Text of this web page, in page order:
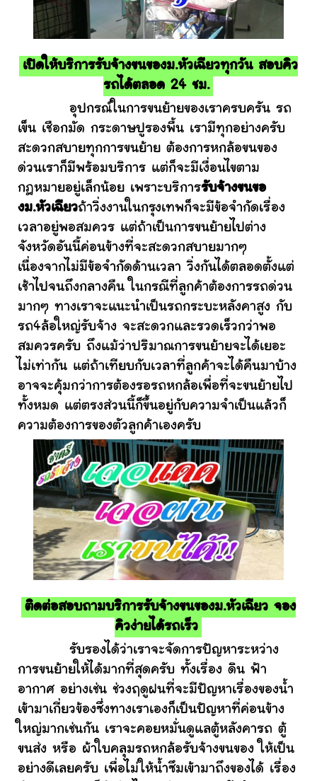
เปิดให้บริการรับจ้างขนของม.หัวเฉียวทุกวัน สอบคิว
รถได้ตลอด 24 ชม.
อุปกรณ์ในการขนย้ายของเราครบครัน รถ
เข็น เชือกมัด กระดาษปูรองพื้น เรามีทุกอย่างครับ
สะดวกสบายทุกการขนย้าย ต้องการหกล้อขนของ
ด่วนเราก็มีพร้อมบริการ แต่ก็จะมีเงื่อนไขตาม
กฎหมายอยู่เล็กน้อย เพราะบริการรับจ้างขนขอ
งม.หัวเฉียวถ้าวิ่งงานในกรุงเทพก็จะมีข้อจำกัดเรื่อง
เวลาอยู่พอสมควร แต่ถ้าเป็นการขนย้ายไปต่าง
จังหวัดอันนี้ค่อนข้างที่จะสะดวกสบายมากๆ
เนื่องจากไม่มีข้อจำกัดด้านเวลา วิ่งกันได้ตลอดตั้งแต่
เช้าไปจนถึงกลางคืน ในกรณีที่ลูกค้าต้องการรถด่วน
มากๆ ทางเราจะแนะนำเป็นรถกระบะหลังคาสูง กับ
รถ4ล้อใหญ่รับจ้าง จะสะดวกและรวดเร็วกว่าพอ
สมควรครับ ถึงแม้ว่าปริมาณการขนย้ายจะได้เยอะ
ไม่เท่ากัน แต่ถ้าเทียบกับเวลาที่ลูกค้าจะได้คืนมาบ้าง
อาจจะคุ้มกว่าการต้องรอรถหกล้อเพื่อที่จะขนย้ายไป
ทั้งหมด แต่ตรงส่วนนี้ก็ขึ้นอยู่กับความจำเป็นแล้วก็
ความต้องการของตัวลูกค้าเองครับ
ติดต่อสอบถามบริการรับจ้างขนของม.หัวเฉียว จอง
คิวง่ายได้รถเร็ว
รับรองได้ว่าเราจะจัดการปัญหาระหว่าง
การขนย้ายให้ได้มากที่สุดครับ ทั้งเรื่อง ดิน ฟ้า
อากาศ อย่างเช่น ช่วงฤดูฝนที่จะมีปัญหาเรื่องของน้ำ
เข้ามาเกี่ยวข้องซึ่งทางเราเองก็เป็นปัญหาที่ค่อนข้าง
ใหญ่มากเช่นกัน เราจะคอยหมั่นดูแลตู้หลังคารถ ตู้
ขนส่ง หรือ ผ้าใบคลุมรถหกล้อรับจ้างขนของ ให้เป็น
อย่างดีเลยครับ เพื่อไม่ให้น้ำซึมเข้ามาถึงของได้ เรื่อง